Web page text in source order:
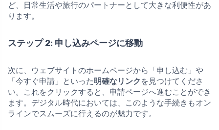
ど、日常生活や旅行のパートナーとして大きな利便性があ
ります。
ステップ 2: 申し込みページに移動
次に、ウェブサイトのホームページから「申し込む」や
「今すぐ申請」といった明確なリンク を見つけてくださ
い。これをクリックすると、申請ページへ進むことができ
ます。デジタル時代においては、このような手続きもオン
ラインでスムーズに行えるのが魅力です。